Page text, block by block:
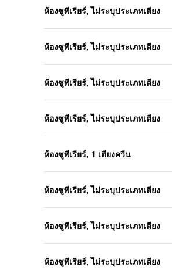
ห้องซูพีเรียร์, ไม่ระบุประเภทเตียง
ห้องซูพีเรียร์, ไม่ระบุประเภทเตียง
ห้องซูพีเรียร์, ไม่ระบุประเภทเตียง
ห้องซูพีเรียร์, ไม่ระบุประเภทเตียง
ห้องซูพีเรียร์, 1 เตียงควีน
ห้องซูพีเรียร์, ไม่ระบุประเภทเตียง
ห้องซูพีเรียร์, ไม่ระบุประเภทเตียง
ห้องซูพีเรียร์, ไม่ระบุประเภทเตียง